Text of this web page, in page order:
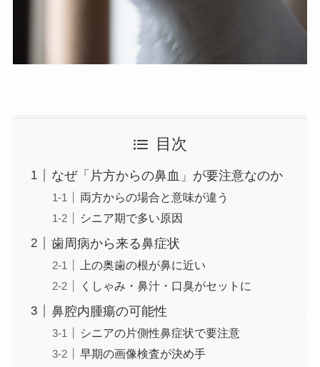
目次
なぜ「片方からの鼻血」が要注意なのか
両方からの場合と意味が違う
シニア期で多い原因
歯周病から来る鼻症状
上の奥歯の根が鼻に近い
くしゃみ・鼻汁・口臭がセットに
鼻腔内腫瘍の可能性
シニアの片側性鼻症状で要注意
早期の画像検査が決め手